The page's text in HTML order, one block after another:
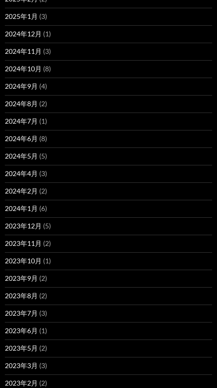
2025年1月 (3)
2024年12月 (1)
2024年11月 (3)
2024年10月 (8)
2024年9月 (4)
2024年8月 (2)
2024年7月 (1)
2024年6月 (8)
2024年5月 (5)
2024年4月 (3)
2024年2月 (2)
2024年1月 (6)
2023年12月 (5)
2023年11月 (2)
2023年10月 (1)
2023年9月 (2)
2023年8月 (2)
2023年7月 (3)
2023年6月 (1)
2023年5月 (2)
2023年3月 (3)
2023年2月 (2)